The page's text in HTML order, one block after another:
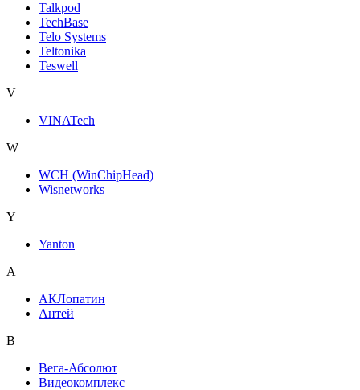
Talkpod
TechBase
Telo Systems
Teltonika
Teswell
V
VINATech
W
WCH (WinChipHead)
Wisnetworks
Y
Yanton
А
АКЛопатин
Антей
В
Вега-Абсолют
Видеокомплекс